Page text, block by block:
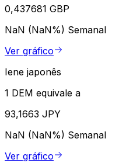
0,437681 GBP
NaN (NaN%) Semanal
Ver gráfico
Iene japonês
1 DEM equivale a
93,1663 JPY
NaN (NaN%) Semanal
Ver gráfico